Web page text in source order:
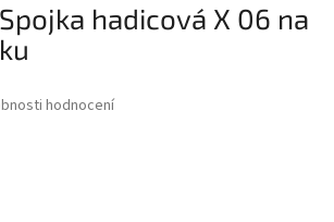
hadicová X 06 na
hodnocení